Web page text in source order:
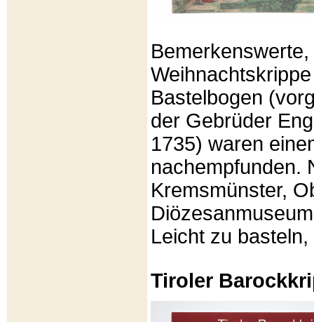
Bastelbogen
der Gebrüder
1735) waren
nachempfunden.
Kremsmünster,
Leicht zu
Tiroler